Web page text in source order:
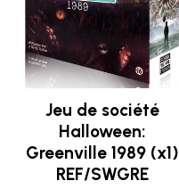
Jeu de société
Halloween:
Greenville 1989 (x1)
REF/SWGRE